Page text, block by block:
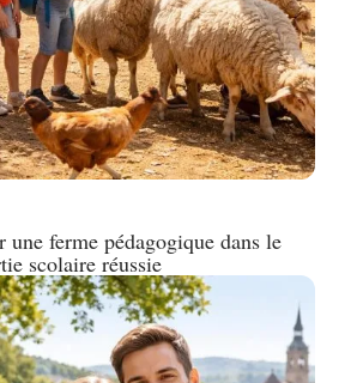
ferme pédagogique dans le
scolaire réussie